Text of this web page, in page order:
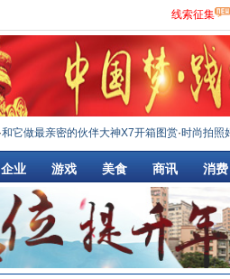
线索征集
它做最亲密的伙伴大神X7开箱图赏·时尚拍照好
企业 游戏 美食 商讯 消费